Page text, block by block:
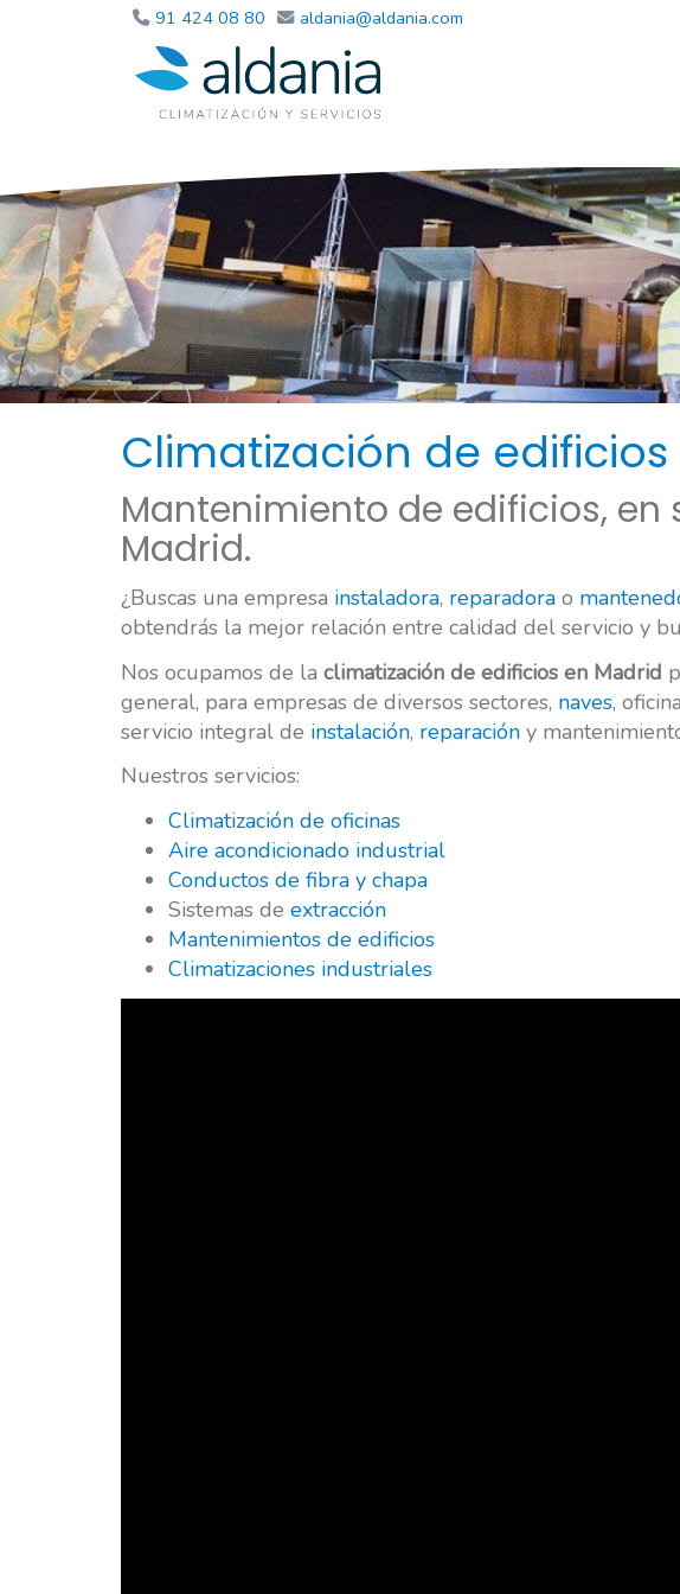
91 424 08 80 aldania aldania.com
Climatización de
Mantenimiento de edificios,
Madrid.
¿Buscas una empresa instaladora, reparadora o
obtendrás la mejor relación entre calidad del servicio y
Nos ocupamos de la climatización de edificios en Madrid
general, para empresas de diversos sectores, naves,
servicio integral de instalación, reparación y
Nuestros servicios:
Climatización de oficinas
Aire acondicionado industrial
Conductos de fibra y chapa
Sistemas de extracción
Mantenimientos de edificios
Climatizaciones industriales